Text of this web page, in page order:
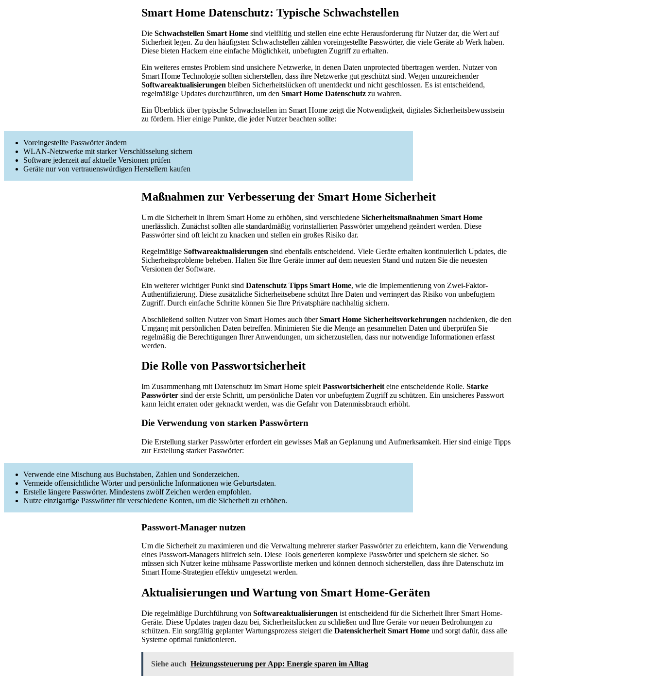
Smart Home Datenschutz: Typische Schwachstellen
Die Schwachstellen Smart Home sind vielfältig und stellen eine echte Herausforderung für Nutzer dar, die Wert auf
Sicherheit legen. Zu den häufigsten Schwachstellen zählen voreingestellte Passwörter, die viele Geräte ab Werk haben.
Diese bieten Hackern eine einfache Möglichkeit, unbefugten Zugriff zu erhalten.
Ein weiteres ernstes Problem sind unsichere Netzwerke, in denen Daten unprotected übertragen werden. Nutzer von
Smart Home Technologie sollten sicherstellen, dass ihre Netzwerke gut geschützt sind. Wegen unzureichender
Softwareaktualisierungen bleiben Sicherheitslücken oft unentdeckt und nicht geschlossen. Es ist entscheidend,
regelmäßige Updates durchzuführen, um den Smart Home Datenschutz zu wahren.
Ein Überblick über typische Schwachstellen im Smart Home zeigt die Notwendigkeit, digitales Sicherheitsbewusstsein
zu fördern. Hier einige Punkte, die jeder Nutzer beachten sollte:
Voreingestellte Passwörter ändern
WLAN-Netzwerke mit starker Verschlüsselung sichern
Software jederzeit auf aktuelle Versionen prüfen
Geräte nur von vertrauenswürdigen Herstellern kaufen
Maßnahmen zur Verbesserung der Smart Home Sicherheit
Um die Sicherheit in Ihrem Smart Home zu erhöhen, sind verschiedene Sicherheitsmaßnahmen Smart Home
unerlässlich. Zunächst sollten alle standardmäßig vorinstallierten Passwörter umgehend geändert werden. Diese
Passwörter sind oft leicht zu knacken und stellen ein großes Risiko dar.
Regelmäßige Softwareaktualisierungen sind ebenfalls entscheidend. Viele Geräte erhalten kontinuierlich Updates, die
Sicherheitsprobleme beheben. Halten Sie Ihre Geräte immer auf dem neuesten Stand und nutzen Sie die neuesten
Versionen der Software.
Ein weiterer wichtiger Punkt sind Datenschutz Tipps Smart Home, wie die Implementierung von Zwei-Faktor-
Authentifizierung. Diese zusätzliche Sicherheitsebene schützt Ihre Daten und verringert das Risiko von unbefugtem
Zugriff. Durch einfache Schritte können Sie Ihre Privatsphäre nachhaltig sichern.
Abschließend sollten Nutzer von Smart Homes auch überSmart Home Sicherheitsvorkehrungen nachdenken, die den
Umgang mit persönlichen Daten betreffen. Minimieren Sie die Menge an gesammelten Daten und überprüfen Sie
regelmäßig die Berechtigungen Ihrer Anwendungen, um sicherzustellen, dass nur notwendige Informationen erfasst
werden.
Die Rolle von Passwortsicherheit
Im Zusammenhang mit Datenschutz im Smart Home spielt Passwortsicherheit eine entscheidende Rolle. Starke
Passwörter sind der erste Schritt, um persönliche Daten vor unbefugtem Zugriff zu schützen. Ein unsicheres Passwort
kann leicht erraten oder geknackt werden, was die Gefahr von Datenmissbrauch erhöht.
Die Verwendung von starken Passwörtern
Die Erstellung starker Passwörter erfordert ein gewisses Maß an Geplanung und Aufmerksamkeit. Hier sind einige Tipps
zur Erstellung starker Passwörter:
Verwende eine Mischung aus Buchstaben, Zahlen und Sonderzeichen.
Vermeide offensichtliche Wörter und persönliche Informationen wie Geburtsdaten.
Erstelle längere Passwörter. Mindestens zwölf Zeichen werden empfohlen.
Nutze einzigartige Passwörter für verschiedene Konten, um die Sicherheit zu erhöhen.
Passwort-Manager nutzen
Um die Sicherheit zu maximieren und die Verwaltung mehrerer starker Passwörter zu erleichtern, kann die Verwendung
eines Passwort-Managers hilfreich sein. Diese Tools generieren komplexe Passwörter und speichern sie sicher. So
müssen sich Nutzer keine mühsame Passwortliste merken und können dennoch sicherstellen, dass ihre Datenschutz im
Smart Home-Strategien effektiv umgesetzt werden.
Aktualisierungen und Wartung von Smart Home-Geräten
Die regelmäßige Durchführung von Softwareaktualisierungen ist entscheidend für die Sicherheit Ihrer Smart Home-
Geräte. Diese Updates tragen dazu bei, Sicherheitslücken zu schließen und Ihre Geräte vor neuen Bedrohungen zu
schützen. Ein sorgfältig geplanter Wartungsprozess steigert die Datensicherheit Smart Home und sorgt dafür, dass alle
Systeme optimal funktionieren.
Siehe auch Heizungssteuerung per App: Energie sparen im Alltag